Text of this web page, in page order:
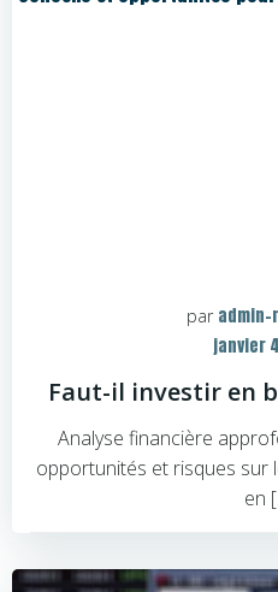
par
janvier
Faut-il investir en
Analyse financière
opportunités et risques sur
en